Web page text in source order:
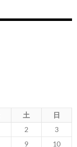
土
日
2
3
9 10